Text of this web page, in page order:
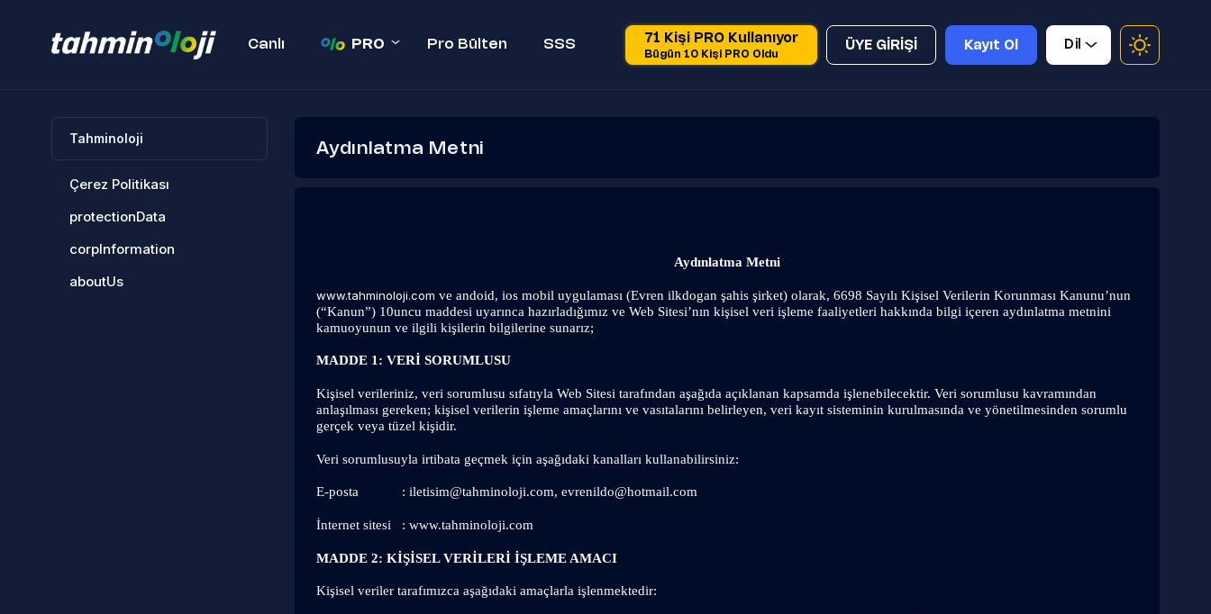
Canlı PRO Pro Bülten SSS 71 Kişi PRO Kullanıyor
Bügün 10 Kişi PRO Oldu
ÜYE GİRİŞİ Kayıt Ol Dil
Tahminoloji
Çerez Politikası
protectionData
corpInformation
aboutUs
Aydınlatma Metni
Aydınlatma Metni
www.tahminoloji.com ve andoid, ios mobil uygulaması (Evren ilkdogan şahis şirket) olarak, 6698 Sayılı Kişisel Verilerin Korunması Kanunu’nun
(“Kanun”) 10uncu maddesi uyarınca hazırladığımız ve Web Sitesi’nın kişisel veri işleme faaliyetleri hakkında bilgi içeren aydınlatma metnini
kamuoyunun ve ilgili kişilerin bilgilerine sunarız;
MADDE 1: VERİ SORUMLUSU
Kişisel verileriniz, veri sorumlusu sıfatıyla Web Sitesi tarafından aşağıda açıklanan kapsamda işlenebilecektir. Veri sorumlusu kavramından
anlaşılması gereken; kişisel verilerin işleme amaçlarını ve vasıtalarını belirleyen, veri kayıt sisteminin kurulmasında ve yönetilmesinden sorumlu
gerçek veya tüzel kişidir.
Veri sorumlusuyla irtibata geçmek için aşağıdaki kanalları kullanabilirsiniz:
E-posta            : iletisim@tahminoloji.com, evrenildo@hotmail.com
İnternet sitesi   : www.tahminoloji.com
MADDE 2: KİŞİSEL VERİLERİ İŞLEME AMACI
Kişisel veriler tarafımızca aşağıdaki amaçlarla işlenmektedir: